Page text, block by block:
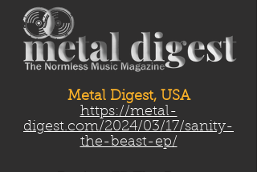
Metal Digest, USA
https://metal-
digest.com/2024/03/17/sanity-
the-beast-ep/